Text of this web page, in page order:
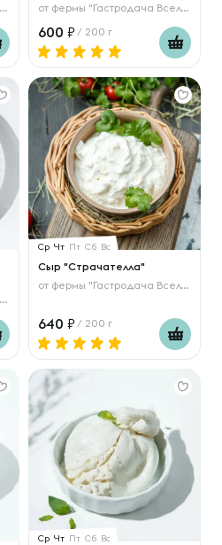
от фермы "Гастродача Вселуг"
600 / 200 г
Ср Чт Пт Сб Вс
Сыр "Страчателла"
от фермы "Гастродача Вселуг"
640 / 200 г
Ср Чт Пт Сб Вс